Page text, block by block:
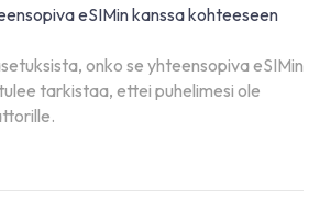
eSIMin kanssa kohteeseen
onko se yhteensopiva eSIMin
tarkistaa, ettei puhelimesi ole